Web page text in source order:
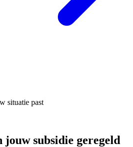
situatie past
jouw subsidie geregeld